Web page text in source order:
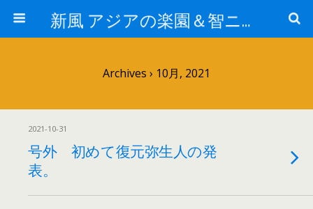
新風 アジアの楽園＆智ニア来富
Archives › 10月, 2021
2021-10-31
号外 初めて復元弥生人の発
表。